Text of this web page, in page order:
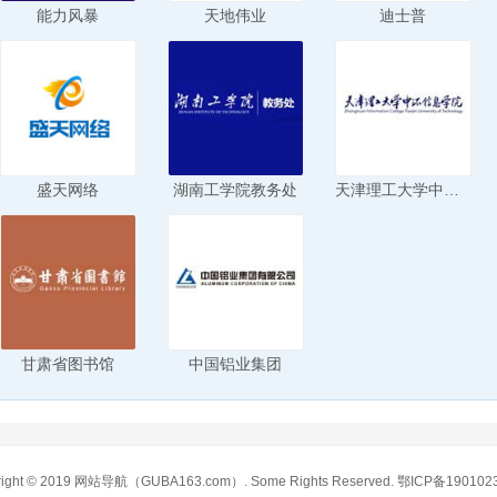
能力风暴 天地伟业 迪士普
盛天网络 湖南工学院教务处
甘肃省图书馆 中国铝业集团
© 2019 网站导航（GUBA163.com）. Some Rights Reserved. 鄂ICP备